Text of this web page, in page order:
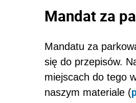
Mandat za
Mandatu za
się do przepisów.
miejscach do tego
naszym materiale (